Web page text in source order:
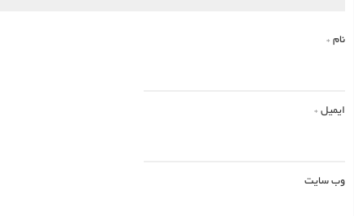
نام *
ایمیل *
وب‌ سایت